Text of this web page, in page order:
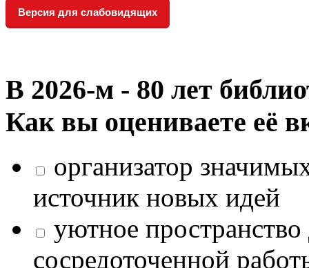
Версия для слабовидящих
В 2026‑м - 80 лет
Как вы оцениваете её
организатор
источник новых идей
уютное
сосредоточенной